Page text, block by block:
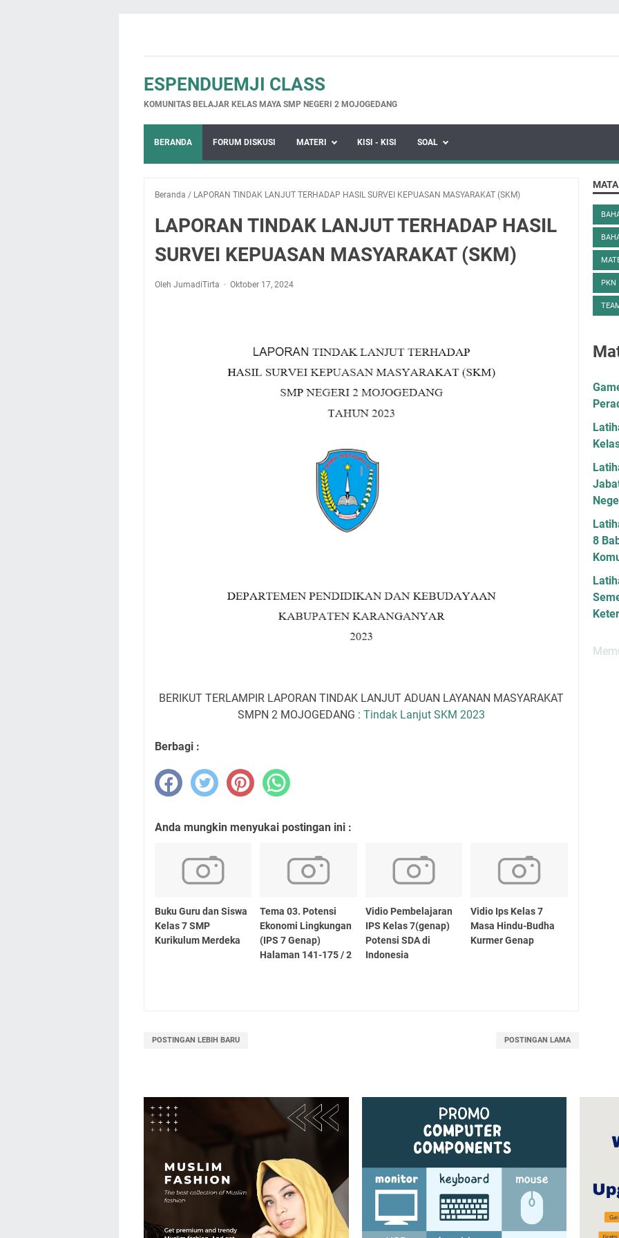
ESPENDUEMJI CLASS
KOMUNITAS BELAJAR KELAS MAYA SMP NEGERI 2 MOJOGEDANG
BERANDA FORUM DISKUSI MATERI KISI - KISI SOAL
Beranda / LAPORAN TINDAK LANJUT TERHADAP HASIL SURVEI KEPUASAN MASYARAKAT (SKM)
LAPORAN TINDAK LANJUT TERHADAP HASIL
SURVEI KEPUASAN MASYARAKAT (SKM)
Oleh JumadiTirta Oktober 17, 2024
BERIKUT TERLAMPIR LAPORAN TINDAK LANJUT ADUAN LAYANAN MASYARAKAT
SMPN 2 MOJOGEDANG : Tindak Lanjut SKM 2023
Berbagi :
Anda mungkin menyukai postingan ini :
Buku Guru dan Siswa
Kelas 7 SMP
Kurikulum Merdeka
Tema 03. Potensi
Ekonomi Lingkungan
(IPS 7 Genap)
Halaman 141-175 / 2
Vidio Pembelajaran
IPS Kelas 7(genap)
Potensi SDA di
Indonesia
Vidio Ips Kelas 7
Masa Hindu-Budha
Kurmer Genap
POSTINGAN LEBIH BARU POSTINGAN LAMA
PKN
8